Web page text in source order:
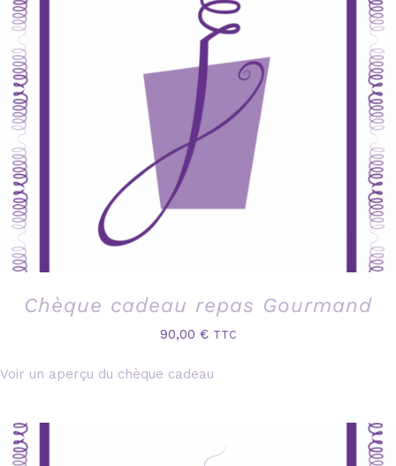
Chèque cadeau repas Gourmand
90,00 € TTC
Voir un aperçu du chèque cadeau